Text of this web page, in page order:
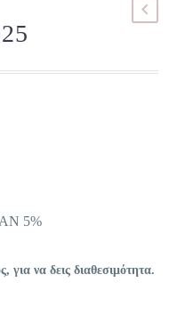
5%
να δεις διαθεσιμότητα.